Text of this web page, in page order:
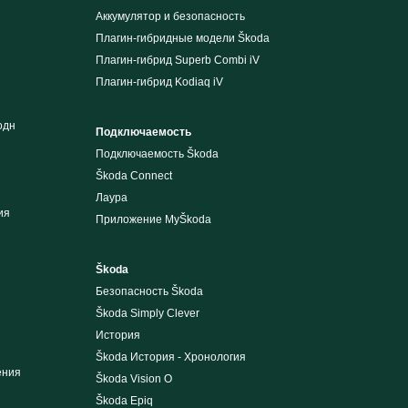
Аккумулятор и безопасность
Плагин-гибридные модели Škoda
Плагин-гибрид Superb Combi iV
Плагин-гибрид Kodiaq iV
Подключаемость
Подключаемость Škoda
Škoda Connect
Лаура
Приложение MyŠkoda
Škoda
Безопасность Škoda
Škoda Simply Clever
История
Škoda История - Хронология
Škoda Vision O
Škoda Epiq